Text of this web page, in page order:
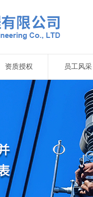
资质授权 员工风采